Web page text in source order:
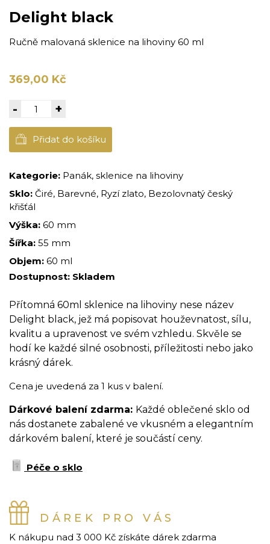
Delight black
Ručně malovaná sklenice na lihoviny 60 ml
369,00 Kč
- +
Přidat do košíku
Kategorie: Panák, sklenice na lihoviny
Sklo: Čiré, Barevné, Ryzí zlato, Bezolovnatý český
křišťál
Výška: 60 mm
Šířka: 55 mm
Objem: 60 ml
Dostupnost: Skladem
Přítomná 60ml sklenice na lihoviny nese název
Delight black, jež má popisovat houževnatost, sílu,
kvalitu a upravenost ve svém vzhledu. Skvěle se
hodí ke každé silné osobnosti, příležitosti nebo jako
krásný dárek.
Cena je uvedená za 1 kus v balení.
Dárkové balení zdarma: Každé oblečené sklo od
nás dostanete zabalené ve vkusném a elegantním
dárkovém balení, které je součástí ceny.
Péče o sklo
DÁREK PRO VÁS
K nákupu nad 3 000 Kč získáte dárek zdarma